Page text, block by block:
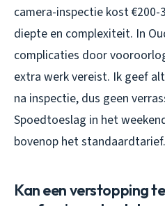
camera-inspectie kost €200-
diepte en complexiteit. In
complicaties door
extra werk vereist. Ik geef
na inspectie, dus geen
Spoedtoeslag in het
bovenop het standaardtarief.
Kan een verstopping